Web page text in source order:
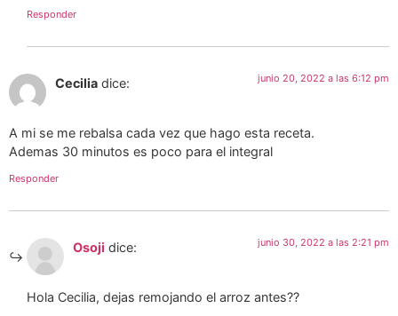
Responder
Cecilia dice: junio 20, 2022 a las 6:12 pm
A mi se me rebalsa cada vez que hago esta receta.
Ademas 30 minutos es poco para el integral
Responder
Osoji dice: junio 30, 2022 a las 2:21 pm
Hola Cecilia, dejas remojando el arroz antes??